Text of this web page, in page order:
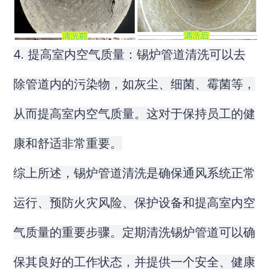
4. 提高室内空气质量：锡炉管道清洗可以去
除管道内的污染物，如灰尘、细菌、霉菌等，
从而提高室内空气质量。这对于保持员工的健
康和舒适非常重要。
综上所述，锡炉管道清洗是确保通风系统正常
运行、预防火灾风险、保护设备和提高室内空
气质量的重要步骤。定期清洗锡炉管道可以确
保其良好的工作状态，并提供一个安全、健康